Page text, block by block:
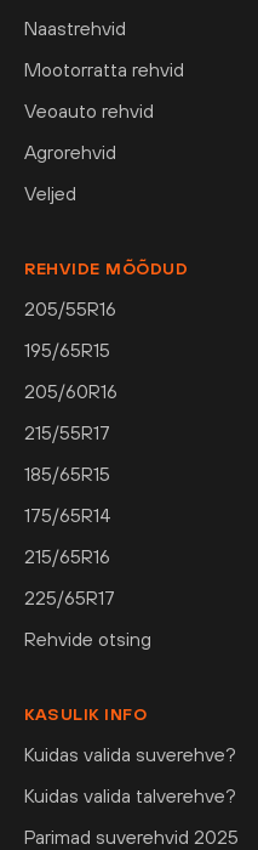
Naastrehvid
Mootorratta rehvid
Veoauto rehvid
Agrorehvid
Veljed
REHVIDE MÕÕDUD
205/55R16
195/65R15
205/60R16
215/55R17
185/65R15
175/65R14
215/65R16
225/65R17
Rehvide otsing
KASULIK INFO
Kuidas valida suverehve?
Kuidas valida talverehve?
Parimad suverehvid 2025